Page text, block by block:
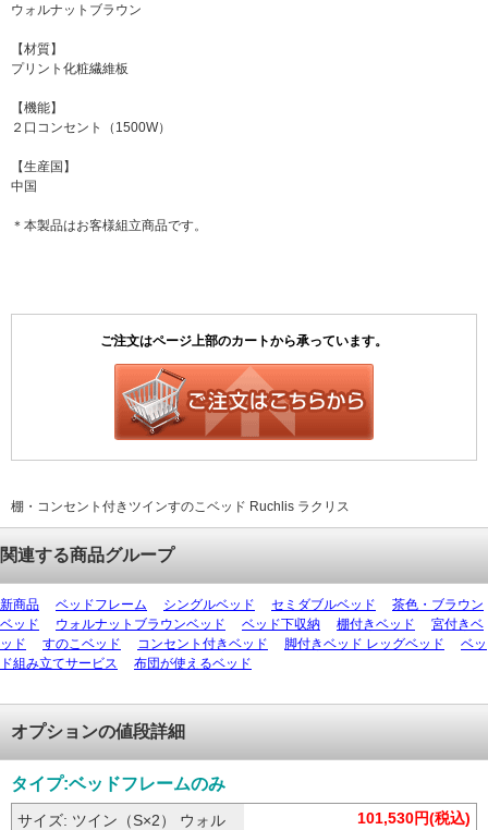
ウォルナットブラウン
【材質】
プリント化粧繊維板
【機能】
２口コンセント（1500W）
【生産国】
中国
＊本製品はお客様組立商品です。
棚・コンセント付きツインすのこベッド Ruchlis ラクリス
関連する商品グループ
新商品 ベッドフレーム シングルベッド セミダブルベッド
茶色・ブラウン
ベッド
ウォルナットブラウンベッド ベッド下収納 棚付きベッド
宮付きベ
ッド
すのこベッド コンセント付きベッド 脚付きベッド レッグベッド
ベッ
ド組み立てサービス
布団が使えるベッド
オプションの値段詳細
タイプ:ベッドフレームのみ
サイズ: ツイン（S×2） ウォル
101,530円(税込)